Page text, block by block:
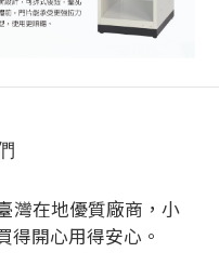
灣在地優質廠商，小
得開心用得安心。